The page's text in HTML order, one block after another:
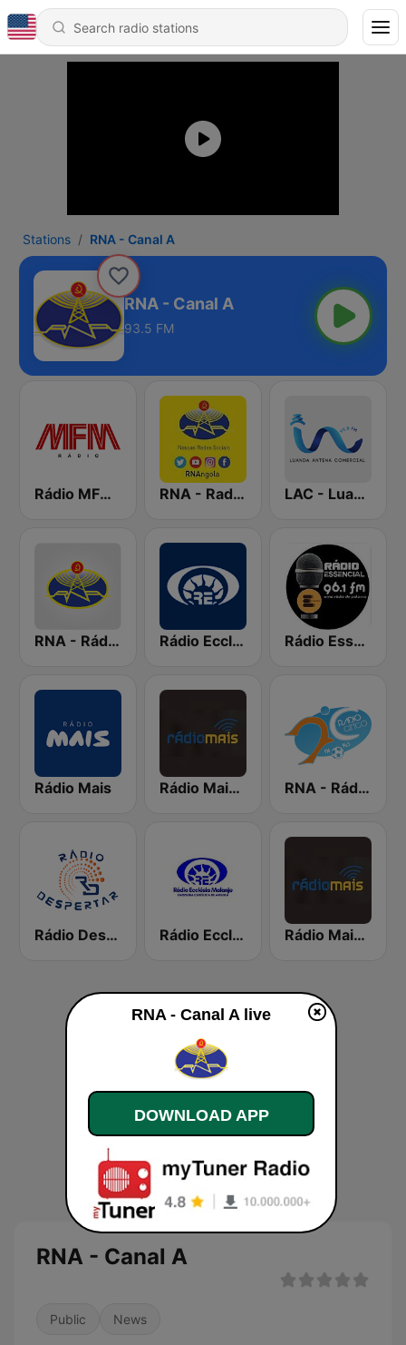
Stations RNA - Canal A
RNA - Canal A
93.5 FM
Rádio MFM Angola RNA - Radio 5 LAC - Luanda Antena Comercial
RNA - Rádio Luanda Rádio Ecclesia Rádio Essencial
Rádio Mais Rádio Mais Luanda RNA - Rádio Cinco
Rádio Despertar Rádio Ecclésia Malanje Rádio Mais Huíla
RNA - Canal A
Public News
RNA - Canal A live
DOWNLOAD APP